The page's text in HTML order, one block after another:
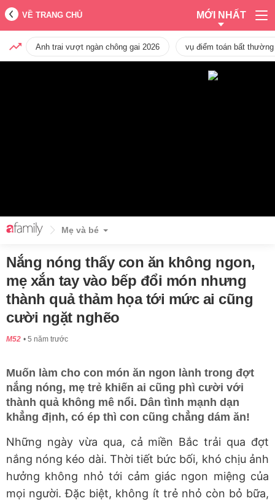
VỀ TRANG CHỦ MỚI NHẤT
Anh trai vượt ngàn chông gai 2026 vụ điểm toán bất
Mẹ và bé
Nắng nóng thấy con ăn không ngon,
mẹ xắn tay vào bếp đổi món nhưng
thành quả thảm họa tới mức ai cũng
cười ngặt nghẽo
M52 5 năm trước
Muốn làm cho con món ăn ngon lành trong đợt
nắng nóng, mẹ trẻ khiến ai cũng phì cười với
thành quả không mê nổi. Dân tình mạnh dạn
khẳng định, có ép thì con cũng chẳng dám ăn!
Những ngày vừa qua, cả miền Bắc trải qua đợt
nắng nóng kéo dài. Thời tiết bức bối, khó chịu ảnh
hưởng không nhỏ tới cảm giác ngon miệng của
mọi người. Đặc biệt, không ít trẻ nhỏ còn bỏ bữa,